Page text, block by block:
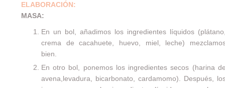
ELABORACIÓN:
MASA:
En un bol, añadimos los ingredientes líquidos
crema de cacahuete, huevo, miel, leche)
bien.
En otro bol, ponemos los ingredientes secos (harina
avena,levadura, bicarbonato, cardamomo). Después,